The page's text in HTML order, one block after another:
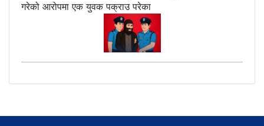
गरेको आरोपमा एक युवक पक्राउ परेका